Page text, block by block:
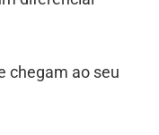
chegam ao seu